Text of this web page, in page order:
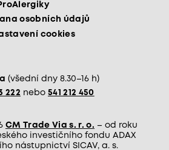
osobních údajů
cookies
(všední dny 8.30–16 h)
222 nebo 541 212 450
CM Trade Via s. r. o. – od roku
investičního fondu ADAX
nástupnictví SICAV, a. s.